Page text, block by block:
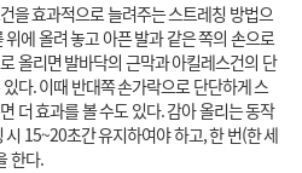
을 효과적으로 늘려주는 스트레칭 방법으
에 올려 놓고 아픈 발과 같은 쪽의 손으로
올리면 발바닥의 근막과 아킬레스건의 단
다. 이때 반대쪽 손가락으로 단단하게 스
더 효과를 볼 수도 있다. 감아 올리는 동작
15~20초간 유지하여야 하고, 한 번(한 세
한다.